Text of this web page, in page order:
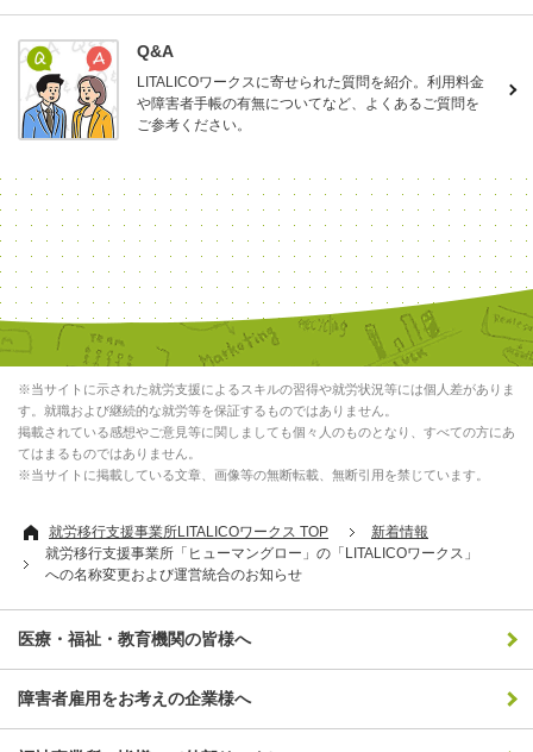
Q&A
LITALICOワークスに寄せられた質問を紹介。利用料金
や障害者手帳の有無についてなど、よくあるご質問を
ご参考ください。
※当サイトに示された就労支援によるスキルの習得や就労状況等には個人差がありま
す。就職および継続的な就労等を保証するものではありません。
掲載されている感想やご意見等に関しましても個々人のものとなり、すべての方にあ
てはまるものではありません。
※当サイトに掲載している文章、画像等の無断転載、無断引用を禁じています。
就労移行支援事業所LITALICOワークス TOP
新着情報
就労移行支援事業所「ヒューマングロー」の「LITALICOワークス」
への名称変更および運営統合のお知らせ
医療・福祉・教育機関の皆様へ
障害者雇用をお考えの企業様へ